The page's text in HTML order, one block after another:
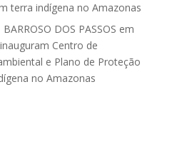
terra indígena no Amazonas
DOS PASSOS em
Centro de
e Plano de Proteção
no Amazonas